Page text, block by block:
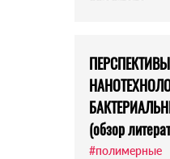
(обзор
#полимерные